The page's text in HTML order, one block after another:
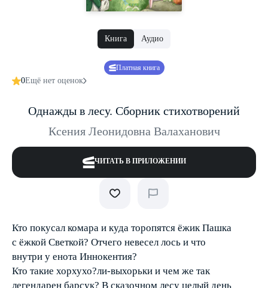
Книга Аудио
Платная книга
0Ещё нет оценок
Однажды в лесу. Сборник стихотворений
Ксения Леонидовна Валаханович
ЧИТАТЬ В ПРИЛОЖЕНИИ
Кто покусал комара и куда торопятся ёжик Пашка
с ёжкой Светкой? Отчего невесел лось и что
внутри у енота Иннокентия?
Кто такие хорхухо?ли-выхорьки и чем же так
легендарен барсук? В сказочном лесу целый день